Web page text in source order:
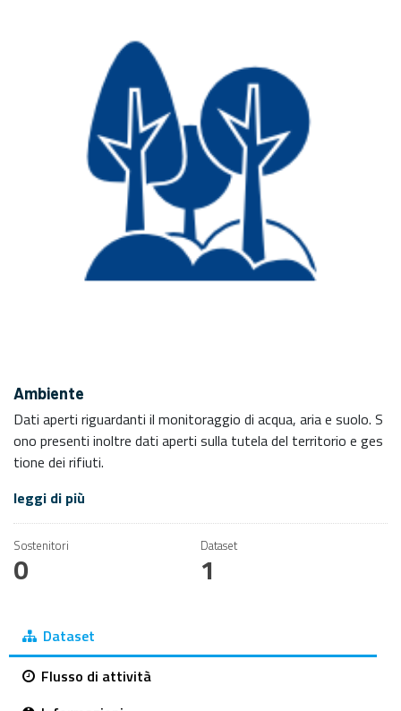
Ambiente
Dati aperti riguardanti il monitoraggio di acqua, aria e suolo. S
ono presenti inoltre dati aperti sulla tutela del territorio e ges
tione dei rifiuti.
leggi di più
Sostenitori
0
Dataset
1
Dataset
Flusso di attività